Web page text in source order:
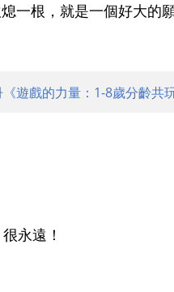
一根，就是一個好大的
遊戲的力量：1-8歲分齡共
永遠！